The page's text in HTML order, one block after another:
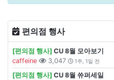
편의점 행사
[편의점 행사] CU 8월 모아보기
caffeine
3,047 1주, 1일 전
[편의점 행사] CU 8월 쓔퍼세일